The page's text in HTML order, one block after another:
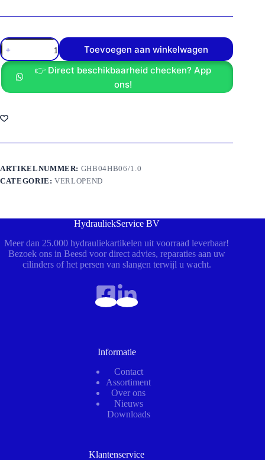
was:
is:
Verbinder
BSP
1/4-
+
smoring
aantal
Toevoegen aan winkelwagen
👉 Direct beschikbaarheid checken? App
ons!
ARTIKELNUMMER: GHB04HB06/1.0
CATEGORIE:VERLOPEND
HydrauliekService BV
Meer dan 25.000 hydrauliekartikelen uit voorraad leverbaar!
Bezoek ons in Beesd voor direct advies, reparaties aan uw
cilinders of het persen van slangen terwijl u wacht.
Informatie
Contact
Assortiment
Over ons
Nieuws
Downloads
Klantenservice